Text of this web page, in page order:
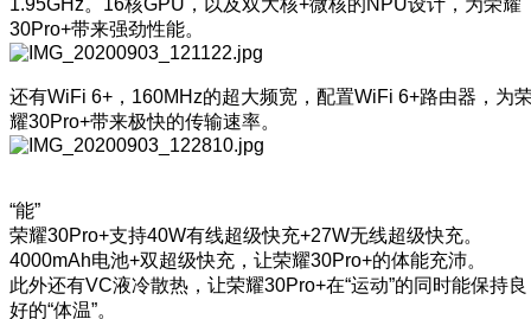
30Pro+带来强劲性能。
还有WiFi 6+，160MHz的超大频宽，配置WiFi 6+路由器，为
耀30Pro+带来极快的传输速率。
“能”
荣耀30Pro+支持40W有线超级快充+27W无线超级快充。
4000mAh电池+双超级快充，让荣耀30Pro+的体能充沛。
此外还有VC液冷散热，让荣耀30Pro+在“运动”的同时能保持良
好的“体温”。